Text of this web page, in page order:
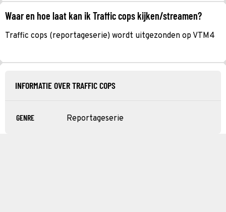
Waar en hoe laat kan ik Traffic cops kijken/streamen?
Traffic cops (reportageserie) wordt uitgezonden op VTM4
INFORMATIE OVER TRAFFIC COPS
GENRE Reportageserie